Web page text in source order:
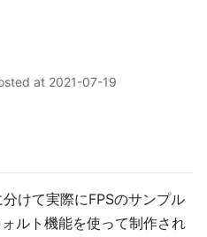
at 2021-07-19
けて実際にFPSのサンプル
ルト機能を使って制作され